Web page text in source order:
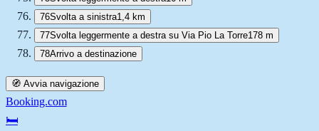
76Svolta a sinistra1,4 km
77Svolta leggermente a destra su Via Pio La Torre178 m
78Arrivo a destinazione
🧭 Avvia navigazione
Booking.com
🛏️